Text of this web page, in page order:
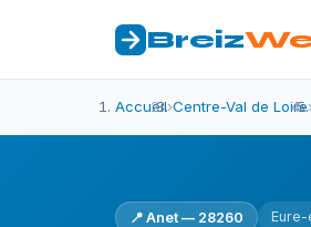
Breiz
Accueil›Centre-Val de Loire›
📍 Anet — 28260